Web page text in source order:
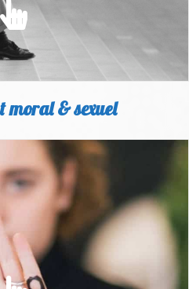
moral & sexuel
MORAL & SEXUEL
Des mots, des regards, des
agressent.
PLUS